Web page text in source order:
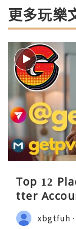
更多玩樂
Top 12
tter
xbgtfuh